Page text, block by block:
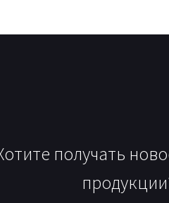
получать